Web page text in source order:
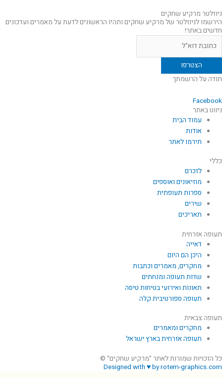
ניוזלטר מרקיע שחקים
הירשמו לניוזלטר של מרקיע שחקים ותהיו הראשונים לדעת על מאמרים ועדכונים
חדשים באתר!
תודה על הרשמתך
Facebook
ניווט באתר
עמוד הבית
אודות
תירמו לאתר
כללי
לזכרם
מוזיאונים ואוספים
ספרות תעופתית
שירים
תאריכים
תעופה אזרחית
דאייה
היכן הם היום
מחקרים, מאמרים וכתבות
שדות תעופה ומנחתים
תאונות ואירועי בטיחות טיסה
תעופה ספורטיבית קלה
תעופה צבאית
מחקרים ומאמרים
תעופה אזרחית בארץ ישראל
כל הזכויות שמורות לאתר "מרקיע שחקים" ©
Designed with ♥ by rotem-graphics.com